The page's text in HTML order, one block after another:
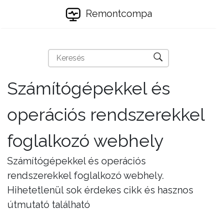
Remontcompa
Számítógépekkel és
operációs rendszerekkel
foglalkozó webhely
Számítógépekkel és operációs
rendszerekkel foglalkozó webhely.
Hihetetlenül sok érdekes cikk és hasznos
útmutató található